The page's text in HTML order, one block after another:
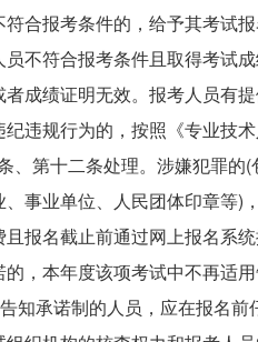
合报考条件的，给予其考试
不符合报考条件且取得考试
成绩证明无效。报考人员有
违规行为的，按照《专业技
、第十二条处理。涉嫌犯罪的
事业单位、人民团体印章等)
报名截止前通过网上报名系
，本年度该项考试中不再适用
知承诺制的人员，应在报名